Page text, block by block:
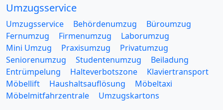
Umzugsservice
Umzugsservice Behördenumzug
Büroumzug
Fernumzug
Firmenumzug
Laborumzug
Mini Umzug
Praxisumzug
Privatumzug
Seniorenumzug
Studentenumzug
Beiladung
Entrümpelung
Halteverbotszone
Klaviertransport
Möbellift
Haushaltsauflösung
Möbeltaxi
Möbelmitfahrzentrale
Umzugskartons